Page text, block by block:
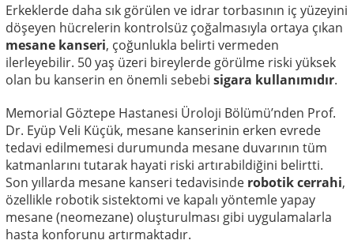
Erkeklerde daha sık görülen ve idrar torbasının iç yüzeyini
döşeyen hücrelerin kontrolsüz çoğalmasıyla ortaya çıkan
mesane kanseri, çoğunlukla belirti vermeden
ilerleyebilir. 50 yaş üzeri bireylerde görülme riski yüksek
olan bu kanserin en önemli sebebi sigara kullanımıdır.
Memorial Göztepe Hastanesi Üroloji Bölümü’nden Prof.
Dr. Eyüp Veli Küçük, mesane kanserinin erken evrede
tedavi edilmemesi durumunda mesane duvarının tüm
katmanlarını tutarak hayati riski artırabildiğini belirtti.
Son yıllarda mesane kanseri tedavisinde robotik cerrahi,
özellikle robotik sistektomi ve kapalı yöntemle yapay
mesane (neomezane) oluşturulması gibi uygulamalarla
hasta konforunu artırmaktadır.